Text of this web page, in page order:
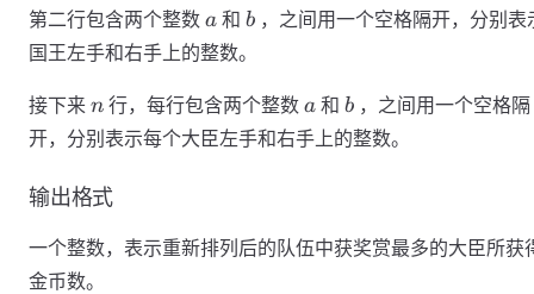
第二行包含两个整数 a
a 和 b
b ，之间用一个空格隔开，分别表
国王左手和右手上的整数。
接下来 n
n 行，每行包含两个整数 a
a 和 b
b ，之间用一个空格隔
开，分别表示每个大臣左手和右手上的整数。
输出格式
一个整数，表示重新排列后的队伍中获奖赏最多的大臣所获
金币数。